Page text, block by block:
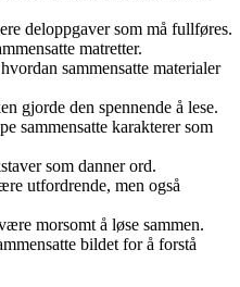
deloppgaver som må fullføres.
matretter.
sammensatte materialer
gjorde den spennende å lese.
sammensatte karakterer som
som danner ord.
utfordrende, men også
morsomt å løse sammen.
bildet for å forstå